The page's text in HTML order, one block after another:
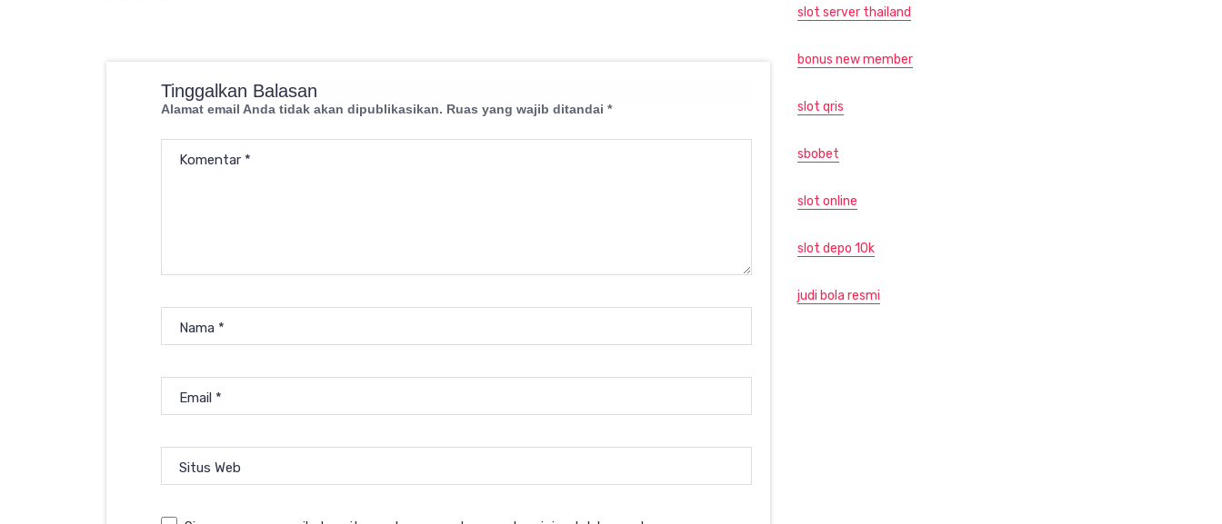
Tinggalkan Balasan
Alamat email Anda tidak akan dipublikasikan. Ruas yang wajib ditandai *
Komentar *
Nama *
Email *
Situs Web
slot server thailand
bonus new member
slot qris
sbobet
slot online
slot depo 10k
judi bola resmi